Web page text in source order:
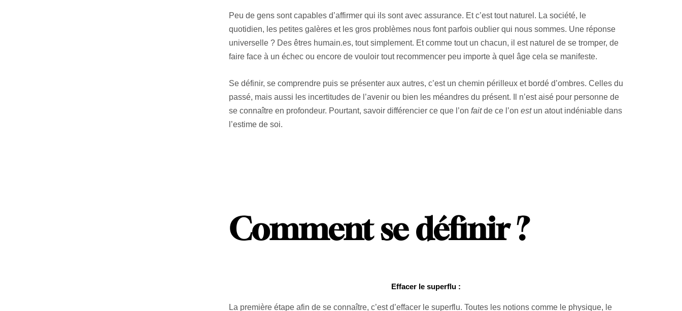
Peu de gens sont capables d’affirmer qui ils sont avec assurance. Et c’est tout naturel. La société, le
quotidien, les petites galères et les gros problèmes nous font parfois oublier qui nous sommes. Une réponse
universelle ? Des êtres humain.es, tout simplement. Et comme tout un chacun, il est naturel de se tromper, de
faire face à un échec ou encore de vouloir tout recommencer peu importe à quel âge cela se manifeste.
Se définir, se comprendre puis se présenter aux autres, c’est un chemin périlleux et bordé d’ombres. Celles du
passé, mais aussi les incertitudes de l’avenir ou bien les méandres du présent. Il n’est aisé pour personne de
se connaître en profondeur. Pourtant, savoir différencier ce que l’on faitde ce l’on estun atout indéniable dans
l’estime de soi.
Comment se définir ?
Effacer le superflu :
La première étape afin de se connaître, c’est d’effacer le superflu. Toutes les notions comme le physique, le